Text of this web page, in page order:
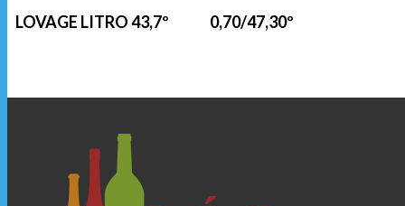
LOVAGE LITRO 43,7º
0,70/47,30º